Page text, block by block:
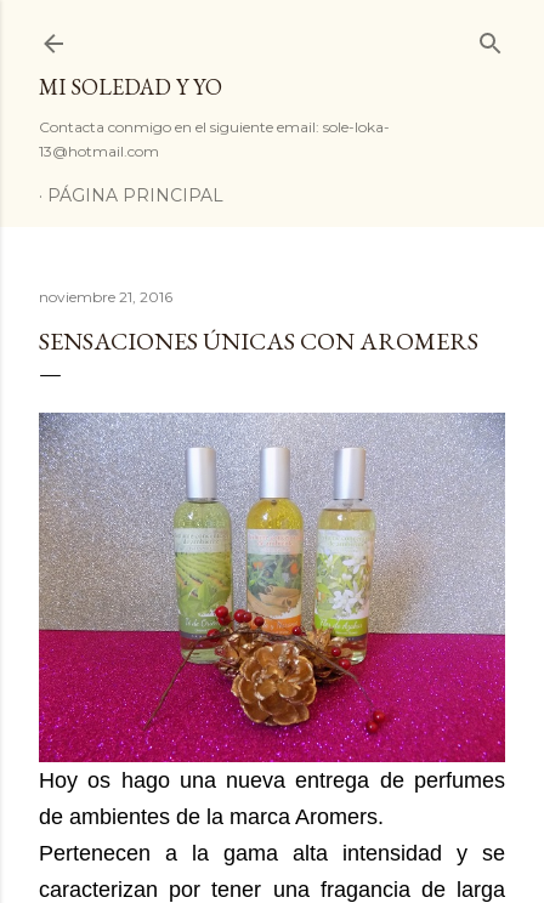
MI SOLEDAD Y YO
Contacta conmigo en el siguiente email: sole-loka-
13@hotmail.com
PÁGINA PRINCIPAL
noviembre 21, 2016
SENSACIONES ÚNICAS CON AROMERS
Hoy os hago una nueva entrega de perfumes
de ambientes de la marca Aromers.
Pertenecen a la gama alta intensidad y se
caracterizan por tener una fragancia de larga